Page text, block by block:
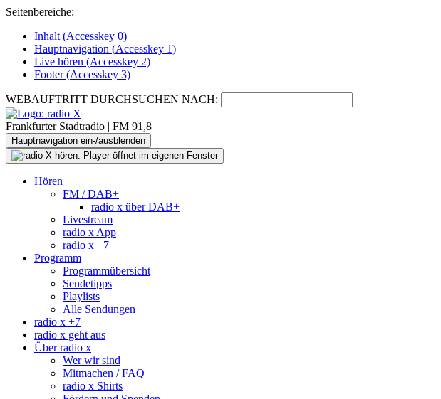
Seitenbereiche:
Inhalt (Accesskey 0)
Hauptnavigation (Accesskey 1)
Live hören (Accesskey 2)
Footer(Accesskey 3)
WEBAUFTRITT DURCHSUCHEN NACH:
Frankfurter Stadtradio | FM 91,8
Hauptnavigation ein-/ausblenden
Hören
FM / DAB+
radio x über DAB+
Livestream
radio x App
radio x +7
Programm
Programmübersicht
Sendetipps
Playlists
Alle Sendungen
radio x +7
radio x geht aus
Über radio x
Wer wir sind
Mitmachen / FAQ
radio x Shirts